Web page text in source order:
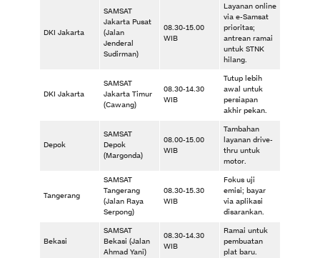
DKI Jakarta
SAMSAT
Jakarta Pusat
(Jalan
Jenderal
Sudirman)
08.30-15.00
WIB
Layanan online
via e-Samsat
prioritas;
antrean ramai
untuk STNK
hilang.
DKI Jakarta
SAMSAT
Jakarta Timur
(Cawang)
08.30-14.30
WIB
Tutup lebih
awal untuk
persiapan
akhir pekan.
Depok
SAMSAT
Depok
(Margonda)
08.00-15.00
WIB
Tambahan
layanan drive-
thru untuk
motor.
Tangerang
SAMSAT
Tangerang
(Jalan Raya
Serpong)
08.30-15.30
WIB
Fokus uji
emisi; bayar
via aplikasi
disarankan.
Bekasi
SAMSAT
Bekasi (Jalan
Ahmad Yani)
08.30-14.30
WIB
Ramai untuk
pembuatan
plat baru.